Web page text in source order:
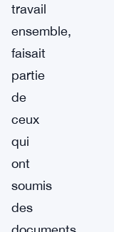
travail
ensemble,
faisait
partie
de
ceux
qui
ont
soumis
des